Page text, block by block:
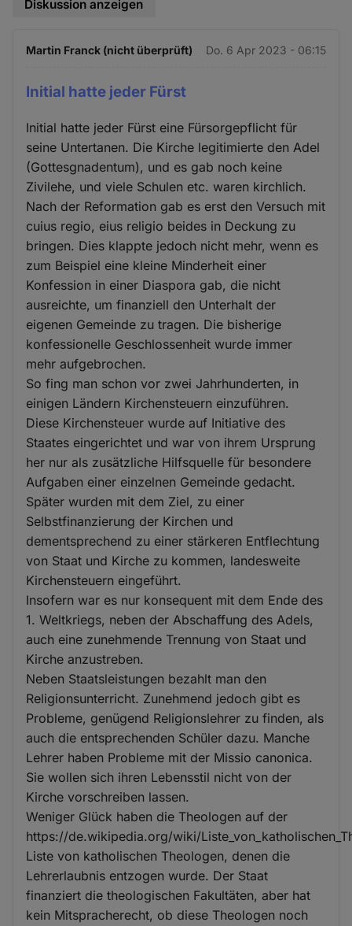
Diskussion anzeigen
Martin Franck (nicht überprüft) Do. 6 Apr 2023 - 06:15
Initial hatte jeder Fürst
Initial hatte jeder Fürst eine Fürsorgepflicht für
seine Untertanen. Die Kirche legitimierte den Adel
(Gottesgnadentum), und es gab noch keine
Zivilehe, und viele Schulen etc. waren kirchlich.
Nach der Reformation gab es erst den Versuch mit
cuius regio, eius religio beides in Deckung zu
bringen. Dies klappte jedoch nicht mehr, wenn es
zum Beispiel eine kleine Minderheit einer
Konfession in einer Diaspora gab, die nicht
ausreichte, um finanziell den Unterhalt der
eigenen Gemeinde zu tragen. Die bisherige
konfessionelle Geschlossenheit wurde immer
mehr aufgebrochen.
So fing man schon vor zwei Jahrhunderten, in
einigen Ländern Kirchensteuern einzuführen.
Diese Kirchensteuer wurde auf Initiative des
Staates eingerichtet und war von ihrem Ursprung
her nur als zusätzliche Hilfsquelle für besondere
Aufgaben einer einzelnen Gemeinde gedacht.
Später wurden mit dem Ziel, zu einer
Selbstfinanzierung der Kirchen und
dementsprechend zu einer stärkeren Entflechtung
von Staat und Kirche zu kommen, landesweite
Kirchensteuern eingeführt.
Insofern war es nur konsequent mit dem Ende des
1. Weltkriegs, neben der Abschaffung des Adels,
auch eine zunehmende Trennung von Staat und
Kirche anzustreben.
Neben Staatsleistungen bezahlt man den
Religionsunterricht. Zunehmend jedoch gibt es
Probleme, genügend Religionslehrer zu finden, als
auch die entsprechenden Schüler dazu. Manche
Lehrer haben Probleme mit der Missio canonica.
Sie wollen sich ihren Lebensstil nicht von der
Kirche vorschreiben lassen.
Weniger Glück haben die Theologen auf der
https://de.wikipedia.org/wiki/
Liste von katholischen Theologen, denen die
Lehrerlaubnis entzogen wurde. Der Staat
finanziert die theologischen Fakultäten, aber hat
kein Mitspracherecht, ob diese Theologen noch